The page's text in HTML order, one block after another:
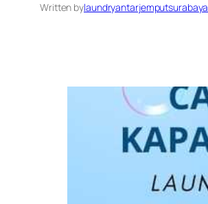
Written bylaundryantarjemputsurabaya